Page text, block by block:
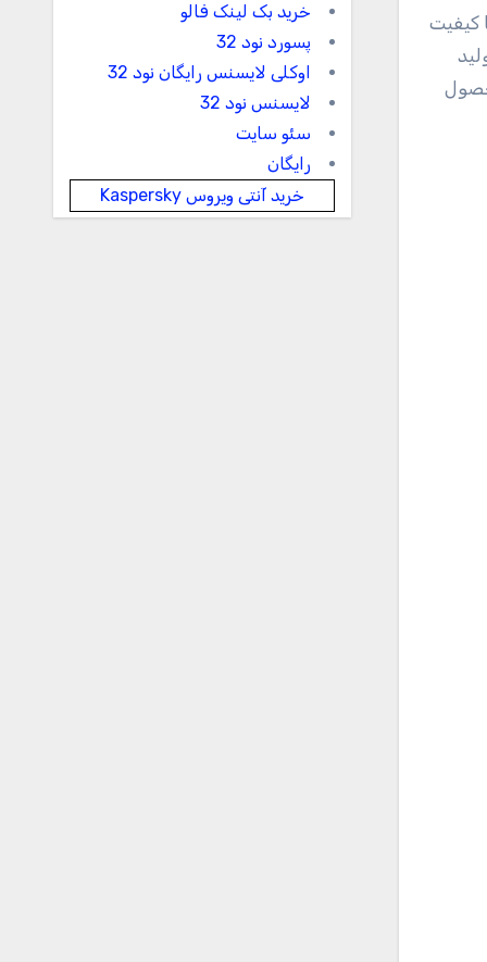
کیفیت
محصول
خرید بک لینک فالو
پسورد نود 32
اوکلی لایسنس رایگان نود 32
لایسنس نود 32
سئو سایت
رایگان
خرید آنتی ویروس Kaspersky